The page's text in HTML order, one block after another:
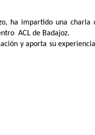
ha impartido una
ACL de Badajoz.
y aporta su